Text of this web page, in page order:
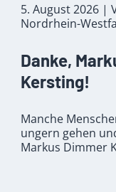
5. August 2026 |
Nordrhein-
Danke,
Kersting!
Manche
ungern gehen
Markus Dimmer